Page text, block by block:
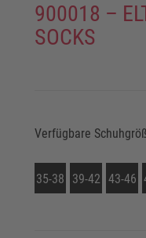
900018 –
SOCKS
Verfügbare
35-38 39-42 43-46